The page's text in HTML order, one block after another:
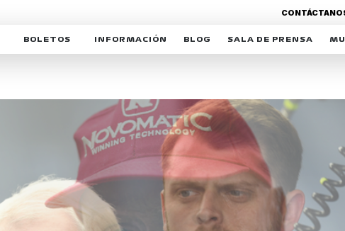
BOLETOS INFORMACIÓN
DERECHO DE PRIMERA OPCIÓN
REFORESTEMOS JUNTOS
MOTORSPORT ACADEMY
VOLUNTARIOS
EXPOSICIÓN FOTOGRÁFICA
BLOG
MEXICOGP
INTERACTIVOS
SALA DE PRENSA
ACREDITACIONES